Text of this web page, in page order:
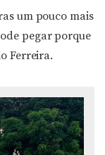
um pouco mais
pegar porque
Ferreira.